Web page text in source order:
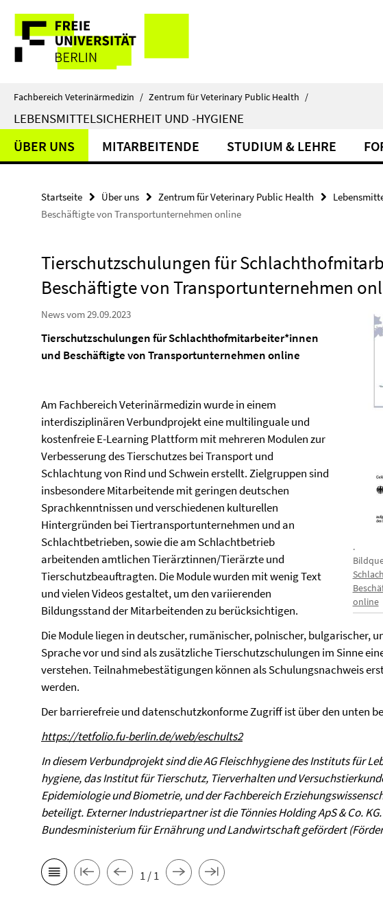
direkt
Inhalt
Service-
Navigation
Fachbereich Veterinärmedizin / Zentrum für Veterinary Public Health /
LEBENSMITTELSICHERHEIT UND -HYGIENE
ÜBER UNS MITARBEITENDE STUDIUM & LEHRE
Startseite Über uns Zentrum für Veterinary Public Health
Beschäftigte von Transportunternehmen online
Tierschutzschulungen für
Beschäftigte von Transportunternehmen
.
online
News vom 29.09.2023
Tierschutzschulungen für Schlachthofmitarbeiter*innen
und Beschäftigte von Transportunternehmen online
Am Fachbereich Veterinärmedizin wurde in einem
interdisziplinären Verbundprojekt eine multilinguale und
kostenfreie E-Learning Plattform mit mehreren Modulen zur
Verbesserung des Tierschutzes bei Transport und
Schlachtung von Rind und Schwein erstellt. Zielgruppen sind
insbesondere Mitarbeitende mit geringen deutschen
Sprachkenntnissen und verschiedenen kulturellen
Hintergründen bei Tiertransportunternehmen und an
Schlachtbetrieben, sowie die am Schlachtbetrieb
arbeitenden amtlichen Tierärztinnen/Tierärzte und
Tierschutzbeauftragten. Die Module wurden mit wenig Text
und vielen Videos gestaltet, um den variierenden
Bildungsstand der Mitarbeitenden zu berücksichtigen.
Die Module liegen in deutscher, rumänischer, polnischer, bulgarischer,
Sprache vor und sind als zusätzliche Tierschutzschulungen im Sinne
verstehen. Teilnahmebestätigungen können als Schulungsnachweis
werden.
Der barrierefreie und datenschutzkonforme Zugriff ist über den unten
https://tetfolio.fu-berlin.de/web/eschults2
In diesem Verbundprojekt sind die AG Fleischhygiene des Instituts für
hygiene, das Institut für Tierschutz, Tierverhalten und
Epidemiologie und Biometrie, und der Fachbereich
beteiligt. Externer Industriepartner ist die Tönnies Holding ApS & Co.
Bundesministerium für Ernährung und Landwirtschaft gefördert
1 / 1